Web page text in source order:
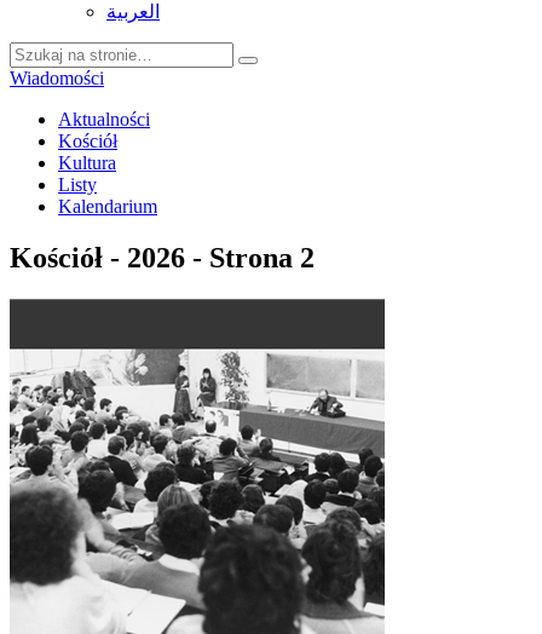
العربية
Wiadomości
Aktualności
Kościół
Kultura
Listy
Kalendarium
Kościół - 2026 - Strona 2